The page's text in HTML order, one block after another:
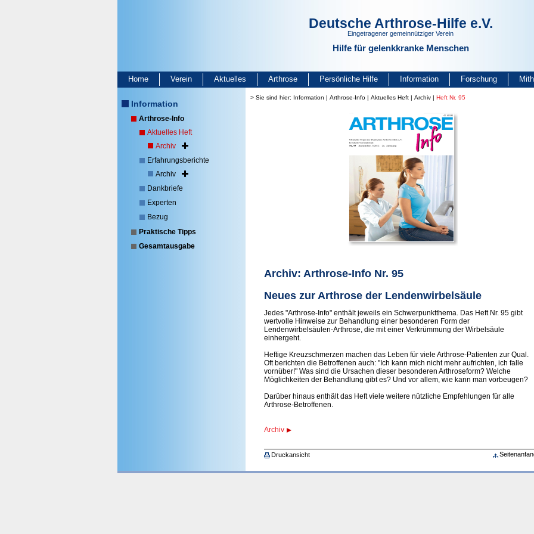
Deutsche Arthrose-Hilfe e.V.
Eingetragener gemeinnütziger Verein
Hilfe für gelenkkranke Menschen
Home Verein Aktuelles Arthrose Persönliche Hilfe Information Forschung
Information
Arthrose-Info
Aktuelles Heft
Archiv
Erfahrungsberichte
Archiv
Dankbriefe
Experten
Bezug
Praktische Tipps
Gesamtausgabe
> Sie sind hier: Information | Arthrose-Info | Aktuelles Heft | Archiv | Heft Nr. 95
Archiv: Arthrose-Info Nr. 95
Neues zur Arthrose der Lendenwirbelsäule
Jedes "Arthrose-Info" enthält jeweils ein Schwerpunktthema. Das Heft Nr. 95 gibt
wertvolle Hinweise zur Behandlung einer besonderen Form der
Lendenwirbelsäulen-Arthrose, die mit einer Verkrümmung der Wirbelsäule
einhergeht.
Heftige Kreuzschmerzen machen das Leben für viele Arthrose-Patienten zur Qual.
Oft berichten die Betroffenen auch: "Ich kann mich nicht mehr aufrichten, ich falle
vornüber!" Was sind die Ursachen dieser besonderen Arthroseform? Welche
Möglichkeiten der Behandlung gibt es? Und vor allem, wie kann man vorbeugen?
Darüber hinaus enthält das Heft viele weitere nützliche Empfehlungen für alle
Arthrose-Betroffenen.
Archiv
Druckansicht